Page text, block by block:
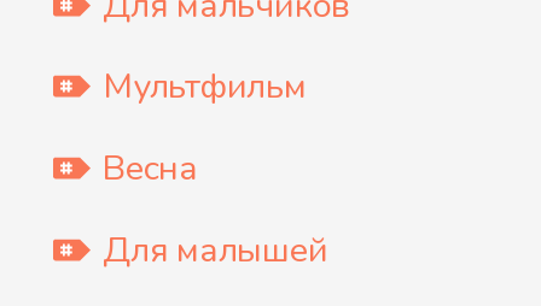
Мультфильм
Весна
Для малышей